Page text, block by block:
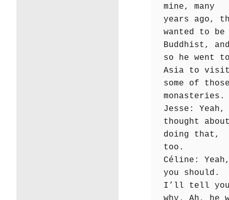
mine, many
years ago,
wanted to be
Buddhist,
so he went
Asia to
some of
monasteries.
Jesse:
thought
doing that,
too.
Céline:
you should.
I’ll tell